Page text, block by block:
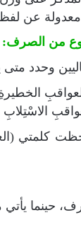
عن
وحدد
كلمتي
حينما